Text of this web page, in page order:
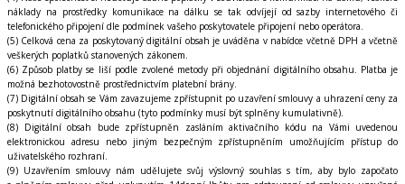
náklady na prostředky komunikace na dálku se tak odvíjejí od sazby internetového či
telefonického připojení dle podmínek vašeho poskytovatele připojení nebo operátora.
(5) Celková cena za poskytovaný digitální obsah je uváděna v nabídce včetně DPH a včetně
veškerých poplatků stanovených zákonem.
(6) Způsob platby se liší podle zvolené metody při objednání digitálního obsahu. Platba je
možná bezhotovostně prostřednictvím platební brány.
(7) Digitální obsah se Vám zavazujeme zpřístupnit po uzavření smlouvy a uhrazení ceny za
poskytnutí digitálního obsahu (tyto podmínky musí být splněny kumulativně).
(8) Digitální obsah bude zpřístupněn zasláním aktivačního kódu na Vámi uvedenou
elektronickou adresu nebo jiným bezpečným zpřístupněním umožňujícím přístup do
uživatelského rozhraní.
(9) Uzavřením smlouvy nám udělujete svůj výslovný souhlas s tím, aby bylo započato